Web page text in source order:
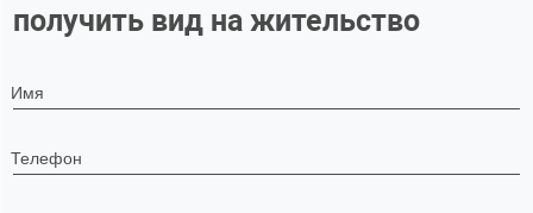
получить вид на жительство
Имя
Телефон